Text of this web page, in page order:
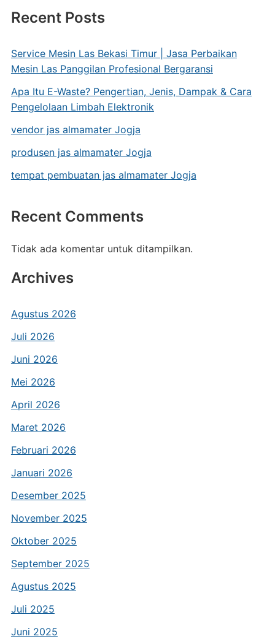
Recent Posts
Service Mesin Las Bekasi Timur | Jasa Perbaikan
Mesin Las Panggilan Profesional Bergaransi
Apa Itu E-Waste? Pengertian, Jenis, Dampak & Cara
Pengelolaan Limbah Elektronik
vendor jas almamater Jogja
produsen jas almamater Jogja
tempat pembuatan jas almamater Jogja
Recent Comments
Tidak ada komentar untuk ditampilkan.
Archives
Agustus 2026
Juli 2026
Juni 2026
Mei 2026
April 2026
Maret 2026
Februari 2026
Januari 2026
Desember 2025
November 2025
Oktober 2025
September 2025
Agustus 2025
Juli 2025
Juni 2025